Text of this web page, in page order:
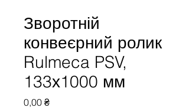
Зворотній
конвеєрний ролик
Rulmeca PSV,
133х1000 мм
0,00 ₴Ціна